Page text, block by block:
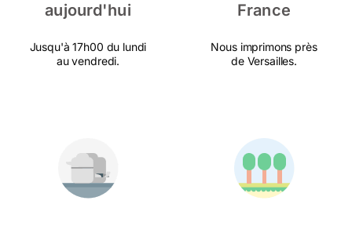
aujourd'hui
Jusqu'à 17h00 du lundi
au vendredi.
France
Nous imprimons près
de Versailles.